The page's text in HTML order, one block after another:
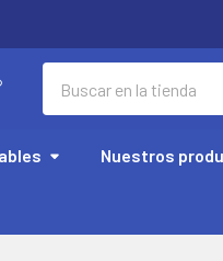
Nuestros